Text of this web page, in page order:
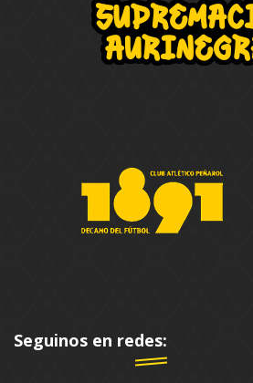
Seguinos en redes: